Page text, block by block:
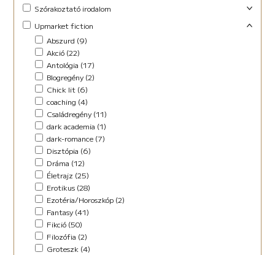
Ifjúsági (Young Adult) (48)
Lányregény (7)
Mese (141)
New Adult (9)
Novella (4)
Vers (27)
Családregény (3)
Novella (10)
Regény (13)
Szociodráma (2)
Vers (36)
Szórakoztató irodalom
Akció (13)
Chick lit (4)
coaching (1)
Családregény (8)
Dark Fantasy (1)
Disztópia (4)
Életrajz (7)
Erotikus (14)
Ezotéria/Horoszkóp (3)
Fikció (46)
fun fiction (1)
Háború (2)
Horror (5)
Kaland (11)
Kisregény (10)
Lélektani regény (12)
Upmarket fiction
Abszurd (9)
Akció (22)
Antológia (17)
Blogregény (2)
Chick lit (6)
coaching (4)
Családregény (11)
dark academia (1)
dark-romance (7)
Disztópia (6)
Dráma (12)
Életrajz (25)
Erotikus (28)
Ezotéria/Horoszkóp (2)
Fantasy (41)
Fikció (50)
Filozófia (2)
Groteszk (4)